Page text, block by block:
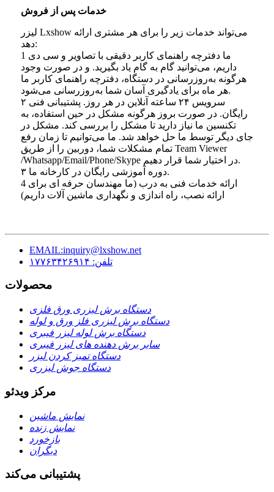
خدمات پس از فروش
لیزر Lxshow می‌تواند خدمات زیر را برای هر مشتری ارائه
دهد:
1 ما دفترچه راهنمای کاربر دقیقی با تصاویر و سی دی
داریم، می‌توانید گام به گام یاد بگیرید. و در صورت وجود
هرگونه به‌روزرسانی در دستگاه، دفترچه راهنمای کاربر ما
هر ماه برای یادگیری آسان شما به‌روزرسانی می‌شود.
۲ سرویس ۲۴ ساعته آنلاین در هر روز. پشتیبانی فنی
رایگان. در صورت بروز هرگونه مشکل در حین استفاده، به
تکنسین ما نیاز دارید تا مشکل را بررسی کند. مشکل در
جای دیگر توسط ما حل خواهد شد. ما می‌توانیم تا زمان رفع
تمام مشکلات شما، دوربین را از طریق Team Viewer
/Whatsapp/Email/Phone/Skype در اختیار شما قرار دهیم.
۳ دوره آموزشی رایگان در کارخانه ما.
4 ارائه خدمات فنی به درب (ما مهندسان حرفه ای برای
ارائه نصب، راه اندازی و نگهداری ماشین آلات داریم)
EMAIL:inquiry@lxshow.net
تلفن: ۱۷۷۶۳۴۲۶۹۱۴
محصولات
دستگاه برش لیزری ورق فلزی
دستگاه برش لیزری فلز ورق و لوله
دستگاه برش لوله لیزر فیبری
سایر برش دهنده های لیزر فیبری
دستگاه تمیز کردن لیزر
دستگاه جوش لیزری
مرکز ویدئو
نمایش ماشین
نمایش زنده
بازخورد
دیگران
پشتیبانی می‌کند